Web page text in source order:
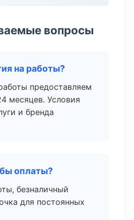
вопросы
на работы?
предоставляем
месяцев. Условия
и бренда
оплаты?
безналичный
для постоянных